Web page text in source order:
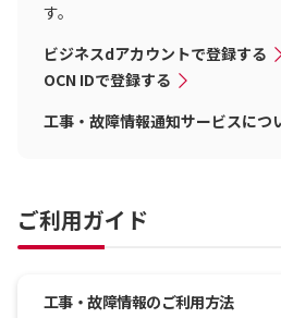
す。
ビジネスdアカウントで登録する
OCN IDで登録する
工事・故障情報通知サービスにつ
ご利用ガイド
工事・故障情報のご利用方法